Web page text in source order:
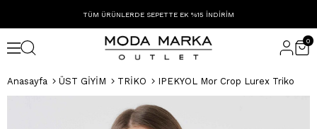
TÜM ÜRÜNLERDE SEPETTE EK %15 İNDİRİM
0
Anasayfa ÜST GİYİM TRİKO IPEKYOL Mor Crop Lurex Triko